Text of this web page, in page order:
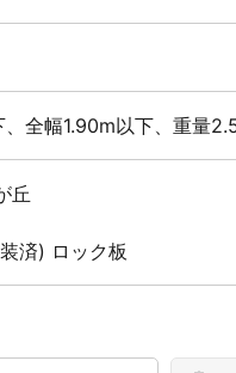
全幅1.90m以下、重量
丘
済) ロック板